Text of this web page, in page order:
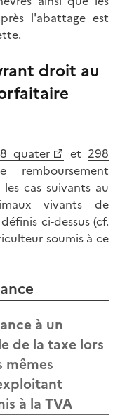
l'abattage est
droit au
quater et 298
cas suivants au
vivants de
ci-dessus (cf.
soumis à ce
à un
de la taxe lors
mêmes
à la TVA